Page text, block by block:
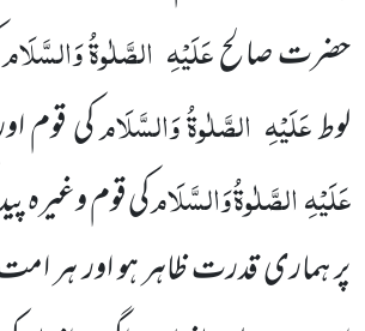
حضرت صالحعَلَیْہِ الصَّلٰوۃُ وَالسَّلَام
لوطعَلَیْہِ الصَّلٰوۃُ وَالسَّلَامکی قوم
عَلَیْہِالصَّلٰوۃُ وَالسَّلَامکی قوم وغیرہ
پر ہماری قدرت ظاہر ہو اور ہر